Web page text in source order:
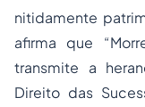
nitidamente
afirma que
transmite a
Direito das